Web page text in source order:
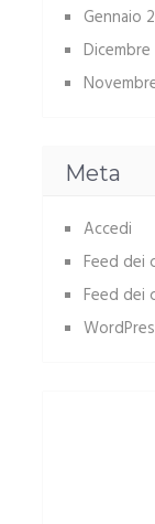
Gennaio
Dicembre
Meta
Accedi
Feed dei
Feed dei